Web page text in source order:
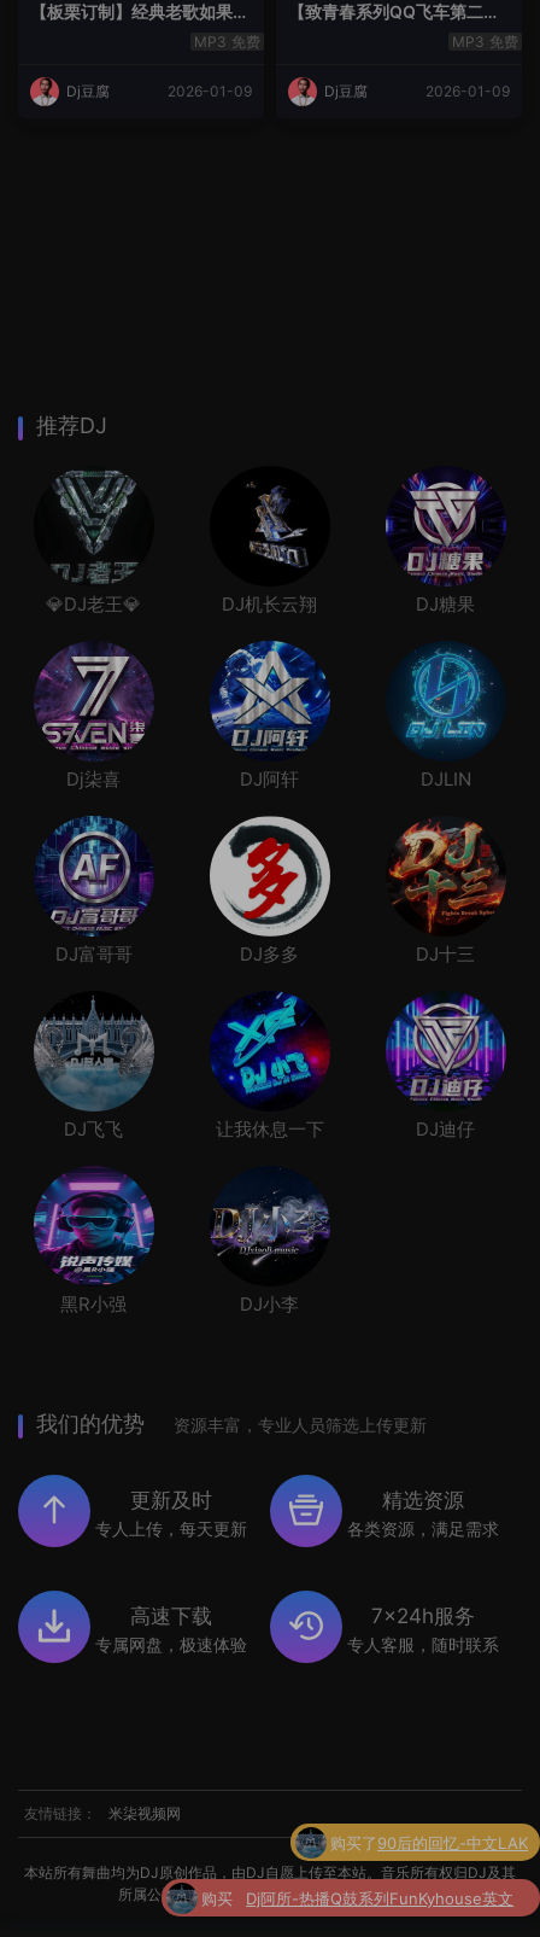
【板栗订制】经典老歌如果最
后不是你House Lak串烧弹免费
Dj豆腐 2026-01-09
【致青春系列QQ飞车第二季
免费
Dj豆腐 2026-01-09
推荐DJ
💎DJ老王💎 DJ机长云翔 DJ糖果
Dj柒喜 DJ阿轩 DJLIN
DJ富哥哥 DJ多多 DJ十三
DJ飞飞 让我休息一下 DJ迪仔
黑R小强 DJ小李
我们的优势 资源丰富，专业人员筛选上传更新
更新及时
专人上传，每天更新
精选资源
各类资源，满足需求
高速下载
专属网盘，极速体验
7x24h服务
专人客服，随时联系
友情链接： 米柒视频网
本站所有舞曲均为DJ原创作品，由DJ自愿上传至本站。音乐所有权归DJ及其
所属公司所有。如涉及侵权，请联系我们处理。
购买
了
Dj阿所-热播Q鼓系列FunKyhouse英文
串烧
购买了世界杯专辑小串